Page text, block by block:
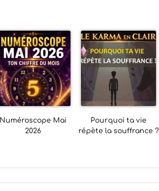
Numéroscope Mai
2026
Pourquoi ta vie
répète la souffrance ?